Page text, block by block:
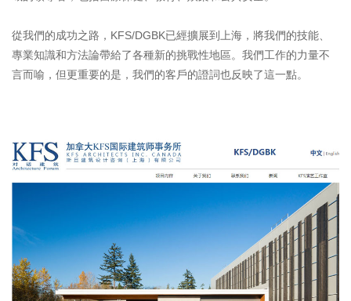
從我們的成功之路，KFS/DGBK已經擴展到上海，將我們的技能、
專業知識和方法論帶給了各種新的挑戰性地區。我們工作的力量不
言而喻，但更重要的是，我們的客戶的證詞也反映了這一點。